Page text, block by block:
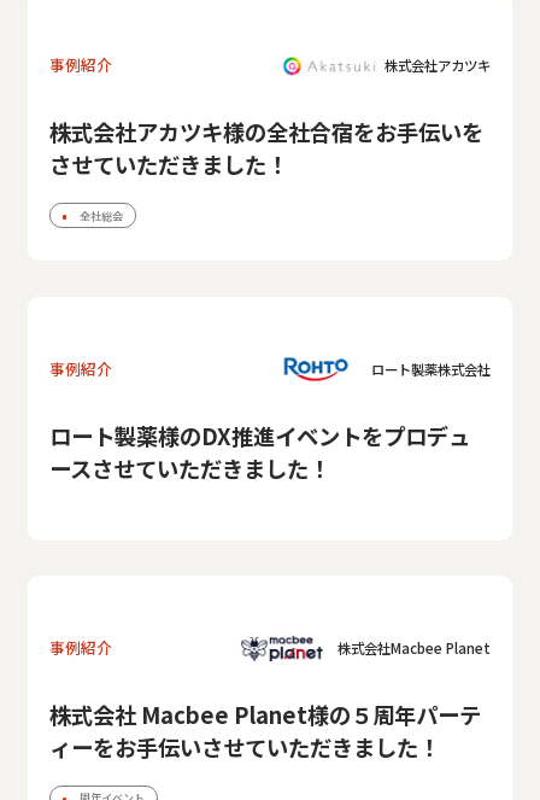
事例紹介 株式会社アカツキ
株式会社アカツキ様の全社合宿をお手伝いを
させていただきました！
全社総会
事例紹介 ロート製薬株式会社
ロート製薬様のDX推進イベントをプロデュ
ースさせていただきました！
事例紹介 株式会社Macbee Planet
株式会社 Macbee Planet様の５周年パーテ
ィーをお手伝いさせていただきました！